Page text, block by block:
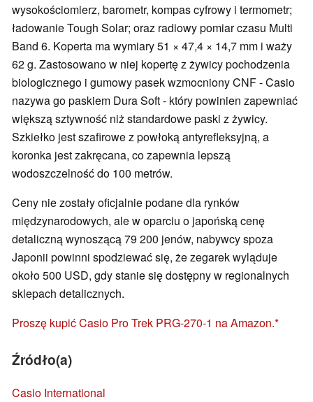
wysokościomierz, barometr, kompas cyfrowy i termometr;
ładowanie Tough Solar; oraz radiowy pomiar czasu Multi
Band 6. Koperta ma wymiary 51 × 47,4 × 14,7 mm i waży
62 g. Zastosowano w niej kopertę z żywicy pochodzenia
biologicznego i gumowy pasek wzmocniony CNF - Casio
nazywa go paskiem Dura Soft - który powinien zapewniać
większą sztywność niż standardowe paski z żywicy.
Szkiełko jest szafirowe z powłoką antyrefleksyjną, a
koronka jest zakręcana, co zapewnia lepszą
wodoszczelność do 100 metrów.
Ceny nie zostały oficjalnie podane dla rynków
międzynarodowych, ale w oparciu o japońską cenę
detaliczną wynoszącą 79 200 jenów, nabywcy spoza
Japonii powinni spodziewać się, że zegarek wyląduje
około 500 USD, gdy stanie się dostępny w regionalnych
sklepach detalicznych.
Proszę kupić Casio Pro Trek PRG-270-1 na Amazon.
Źródło(a)
Casio International